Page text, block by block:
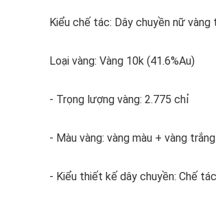
Kiểu chế tác: Dây chuyền nữ
Loại vàng: Vàng 10k (41.6%Au)
- Trọng lượng vàng: 2.775 chỉ
- Màu vàng: vàng màu + vàng trắng
- Kiểu thiết kế dây chuyền: Chế